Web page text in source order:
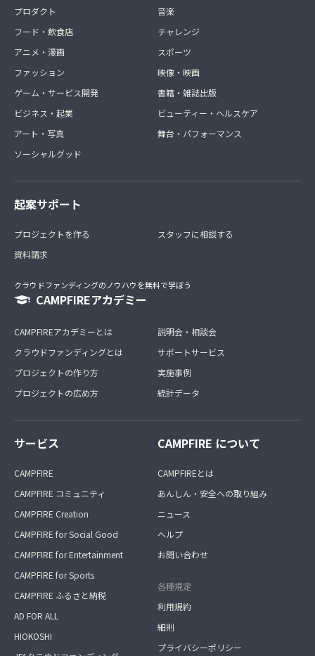
プロダクト
フード・飲食店
アニメ・漫画
ファッション
ゲーム・サービス開発
ビジネス・起業
アート・写真
ソーシャルグッド
音楽
チャレンジ
スポーツ
映像・映画
書籍・雑誌出版
ビューティー・ヘルスケア
舞台・パフォーマンス
起案サポート
プロジェクトを作る
資料請求
スタッフに相談する
クラウドファンディングのノウハウを無料で学ぼう
CAMPFIREアカデミー
CAMPFIREアカデミーとは
クラウドファンディングとは
プロジェクトの作り方
プロジェクトの広め方
説明会・相談会
サポートサービス
実施事例
統計データ
サービス
CAMPFIRE
CAMPFIRE コミュニティ
CAMPFIRE Creation
CAMPFIRE for Social Good
CAMPFIRE for Entertainment
CAMPFIRE for Sports
CAMPFIRE ふるさと納税
AD FOR ALL
HIOKOSHI
CAMPFIRE について
CAMPFIREとは
あんしん・安全への取り組み
ニュース
ヘルプ
お問い合わせ
各種規定
利用規約
細則
プライバシーポリシー